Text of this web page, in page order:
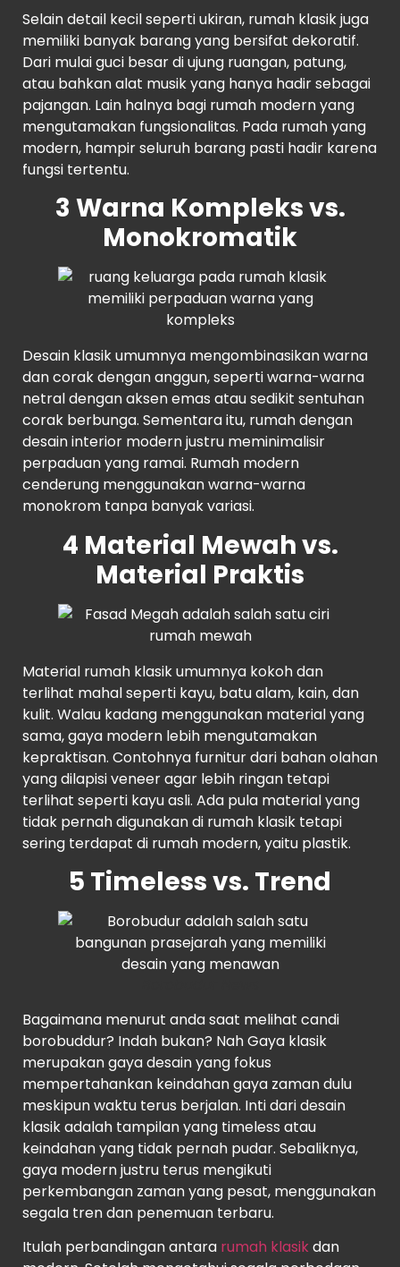
Selain detail kecil seperti ukiran, rumah klasik juga
memiliki banyak barang yang bersifat dekoratif.
Dari mulai guci besar di ujung ruangan, patung,
atau bahkan alat musik yang hanya hadir sebagai
pajangan. Lain halnya bagi rumah modern yang
mengutamakan fungsionalitas. Pada rumah yang
modern, hampir seluruh barang pasti hadir karena
fungsi tertentu.
3 Warna Kompleks vs.
Monokromatik
Desain klasik umumnya mengombinasikan warna
dan corak dengan anggun, seperti warna-warna
netral dengan aksen emas atau sedikit sentuhan
corak berbunga. Sementara itu, rumah dengan
desain interior modern justru meminimalisir
perpaduan yang ramai. Rumah modern
cenderung menggunakan warna-warna
monokrom tanpa banyak variasi.
4 Material Mewah vs.
Material Praktis
Material rumah klasik umumnya kokoh dan
terlihat mahal seperti kayu, batu alam, kain, dan
kulit. Walau kadang menggunakan material yang
sama, gaya modern lebih mengutamakan
kepraktisan. Contohnya furnitur dari bahan olahan
yang dilapisi veneer agar lebih ringan tetapi
terlihat seperti kayu asli. Ada pula material yang
tidak pernah digunakan di rumah klasik tetapi
sering terdapat di rumah modern, yaitu plastik.
5 Timeless vs. Trend
Bagaimana menurut anda saat melihat candi
borobuddur? Indah bukan? Nah Gaya klasik
merupakan gaya desain yang fokus
mempertahankan keindahan gaya zaman dulu
meskipun waktu terus berjalan. Inti dari desain
klasik adalah tampilan yang timeless atau
keindahan yang tidak pernah pudar. Sebaliknya,
gaya modern justru terus mengikuti
perkembangan zaman yang pesat, menggunakan
segala tren dan penemuan terbaru.
Itulah perbandingan antara rumah klasikdan